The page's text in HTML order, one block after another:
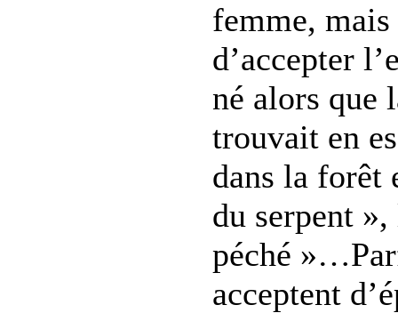
femme,
d’accepter
né alors que
trouvait en
dans la forêt
du serpent
péché
acceptent